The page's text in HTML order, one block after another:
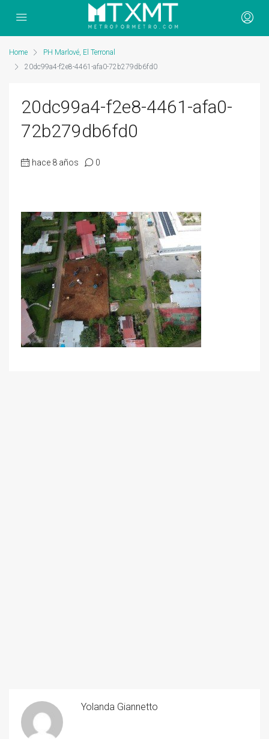
Home
PH Marlové, El Terronal
20dc99a4-f2e8-4461-afa0-72b279db6fd0
20dc99a4-f2e8-4461-afa0-
72b279db6fd0
hace 8 años 0
Yolanda Giannetto